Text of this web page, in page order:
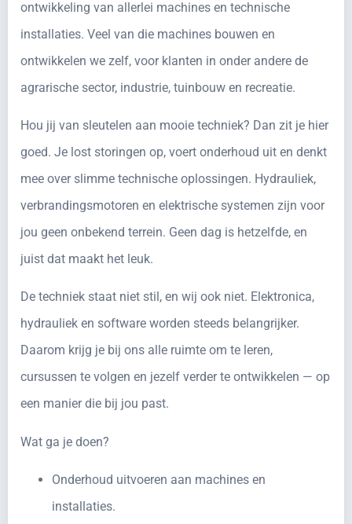
ontwikkeling van allerlei machines en technische
installaties. Veel van die machines bouwen en
ontwikkelen we zelf, voor klanten in onder andere de
agrarische sector, industrie, tuinbouw en recreatie.
Hou jij van sleutelen aan mooie techniek? Dan zit je hier
goed. Je lost storingen op, voert onderhoud uit en denkt
mee over slimme technische oplossingen. Hydrauliek,
verbrandingsmotoren en elektrische systemen zijn voor
jou geen onbekend terrein. Geen dag is hetzelfde, en
juist dat maakt het leuk.
De techniek staat niet stil, en wij ook niet. Elektronica,
hydrauliek en software worden steeds belangrijker.
Daarom krijg je bij ons alle ruimte om te leren,
cursussen te volgen en jezelf verder te ontwikkelen — op
een manier die bij jou past.
Wat ga je doen?
Onderhoud uitvoeren aan machines en
installaties.